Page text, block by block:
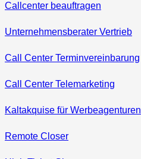
Callcenter beauftragen
Unternehmensberater Vertrieb
Call Center Terminvereinbarung
Call Center Telemarketing
Kaltakquise für Werbeagenturen
Remote Closer